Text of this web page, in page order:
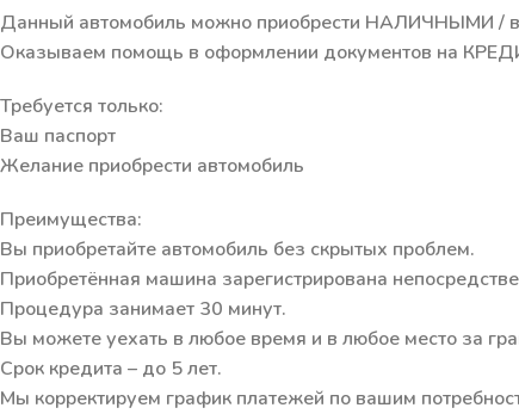
Данный автомобиль можно приобрести НАЛИЧНЫМИ /
Оказываем помощь в оформлении документов на
Требуется только:
Ваш паспорт
Желание приобрести автомобиль
Преимущества:
Вы приобретайте автомобиль без скрытых проблем.
Приобретённая машина зарегистрирована
Процедура занимает 30 минут.
Вы можете уехать в любое время и в любое место за
Срок кредита – до 5 лет.
Мы корректируем график платежей по вашим